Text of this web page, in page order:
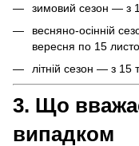
зимовий сезон — з
весняно-осінній
вересня по 15
літній сезон — з 15
3. Що
випадком